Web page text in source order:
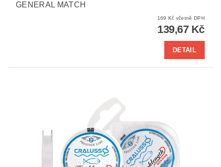
GENERAL MATCH
169 Kč včetně DPH
139,67 Kč
DETAIL